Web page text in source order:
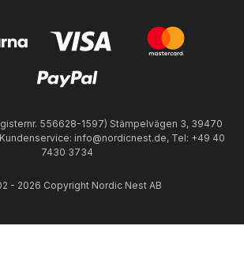
556628-1597) Stämpelvägen 3, 39470
info@nordicnest.de, Tel: +49 40
7430 3734
- 2026 Copyright Nordic Nest AB